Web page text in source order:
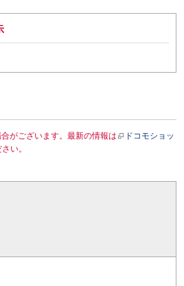
がございます。最新の情報は
ドコモショッ
い。